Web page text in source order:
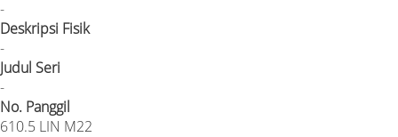
-
Deskripsi Fisik
-
Judul Seri
-
No. Panggil
610.5 LIN M22